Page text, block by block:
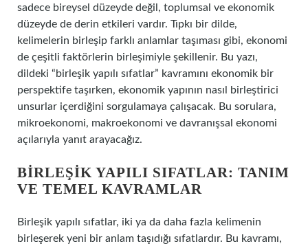
sadece bireysel düzeyde değil, toplumsal ve ekonomik
düzeyde de derin etkileri vardır. Tıpkı bir dilde,
kelimelerin birleşip farklı anlamlar taşıması gibi, ekonomi
de çeşitli faktörlerin birleşimiyle şekillenir. Bu yazı,
dildeki “birleşik yapılı sıfatlar” kavramını ekonomik bir
perspektife taşırken, ekonomik yapının nasıl birleştirici
unsurlar içerdiğini sorgulamaya çalışacak. Bu sorulara,
mikroekonomi, makroekonomi ve davranışsal ekonomi
açılarıyla yanıt arayacağız.
BIRLEŞIK YAPILI SIFATLAR: TANIM
VE TEMEL KAVRAMLAR
Birleşik yapılı sıfatlar, iki ya da daha fazla kelimenin
birleşerek yeni bir anlam taşıdığı sıfatlardır. Bu kavramı,